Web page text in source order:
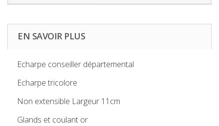
EN SAVOIR PLUS
Echarpe conseiller départemental
Echarpe tricolore
Non extensible Largeur 11cm
Glands et coulant or